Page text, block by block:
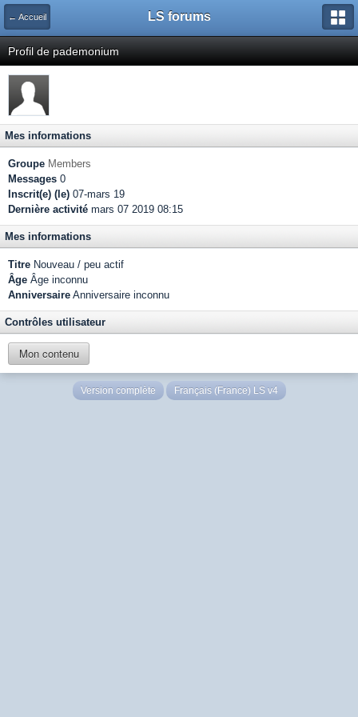
← Accueil LS forums
Profil de pademonium
Mes informations
Groupe Members
Messages 0
Inscrit(e) (le) 07-mars 19
Dernière activité mars 07 2019 08:15
Mes informations
Titre Nouveau / peu actif
Âge Âge inconnu
Anniversaire Anniversaire inconnu
Contrôles utilisateur
Mon contenu
Version complète Français (France) LS v4